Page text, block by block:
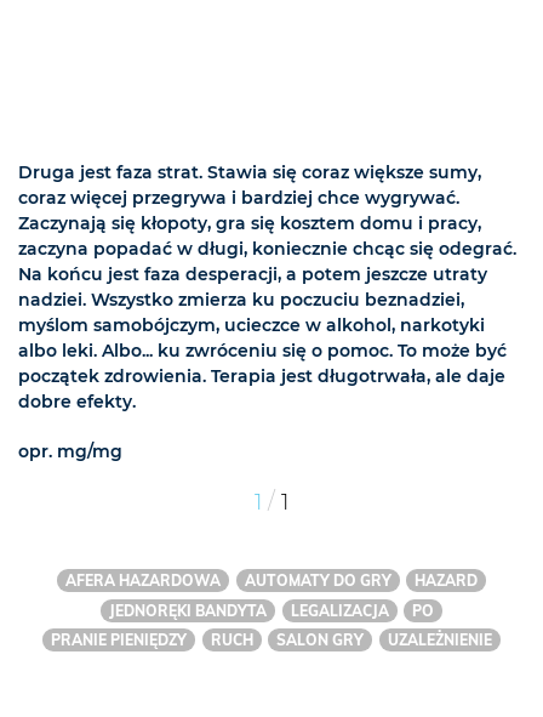
Druga jest faza strat. Stawia się coraz większe sumy,
coraz więcej przegrywa i bardziej chce wygrywać.
Zaczynają się kłopoty, gra się kosztem domu i pracy,
zaczyna popadać w długi, koniecznie chcąc się odegrać.
Na końcu jest faza desperacji, a potem jeszcze utraty
nadziei. Wszystko zmierza ku poczuciu beznadziei,
myślom samobójczym, ucieczce w alkohol, narkotyki
albo leki. Albo... ku zwróceniu się o pomoc. To może być
początek zdrowienia. Terapia jest długotrwała, ale daje
dobre efekty.
opr. mg/mg
1 / 1
AFERA HAZARDOWA AUTOMATY DO GRY
HAZARD
JEDNORĘKI BANDYTA
LEGALIZACJA
PO
PRANIE PIENIĘDZY
RUCH SALON GRY UZALEŻNIENIE